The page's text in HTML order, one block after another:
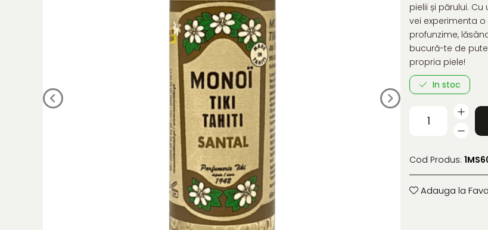
pielii și părului.
vei experimenta o
profunzime,
bucură-te de
propria piele!
In stoc
Cod Produs:
Adauga la